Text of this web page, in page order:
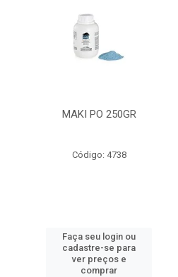
MAKI PO 250GR
Código: 4738
Faça seu login ou
cadastre-se para
ver preços e
comprar